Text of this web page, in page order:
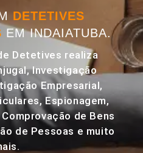
DETETIVES
EM INDAIATUBA.
Detetives realiza
Investigação
Empresarial,
Espionagem,
de Bens
de Pessoas e muito